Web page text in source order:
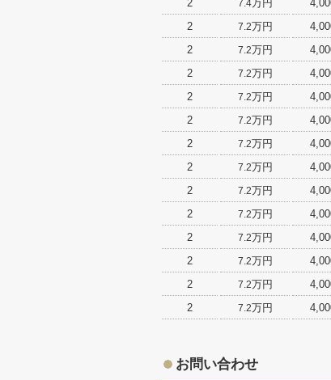
2
7.4万円
2
7.2万円
2
7.2万円
2
7.2万円
2
7.2万円
2
7.2万円
2
7.2万円
2
7.2万円
2
7.2万円
2
7.2万円
2
7.2万円
2
7.2万円
2
7.2万円
2
7.2万円
お問い合わせ